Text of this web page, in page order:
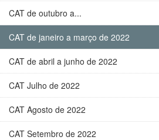
CAT de outubro a...
CAT de janeiro a março de 2022
CAT de abril a junho de 2022
CAT Julho de 2022
CAT Agosto de 2022
CAT Setembro de 2022